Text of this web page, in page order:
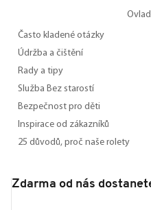
Často kladené otázky
Údržba a čištění
Rady a tipy
Služba Bez starostí
Bezpečnost pro děti
Inspirace od zákazníků
25 důvodů, proč naše rolety
Zdarma od nás